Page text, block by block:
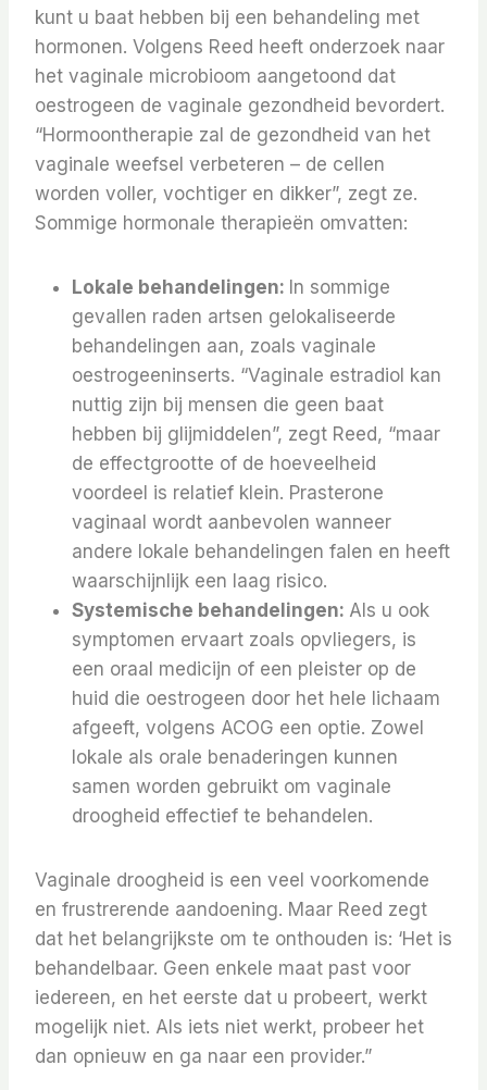
kunt u baat hebben bij een behandeling met
hormonen. Volgens Reed heeft onderzoek naar
het vaginale microbioom aangetoond dat
oestrogeen de vaginale gezondheid bevordert.
“Hormoontherapie zal de gezondheid van het
vaginale weefsel verbeteren – de cellen
worden voller, vochtiger en dikker”, zegt ze.
Sommige hormonale therapieën omvatten:
Lokale behandelingen: In sommige
gevallen raden artsen gelokaliseerde
behandelingen aan, zoals vaginale
oestrogeeninserts. “Vaginale estradiol kan
nuttig zijn bij mensen die geen baat
hebben bij glijmiddelen”, zegt Reed, “maar
de effectgrootte of de hoeveelheid
voordeel is relatief klein. Prasterone
vaginaal wordt aanbevolen wanneer
andere lokale behandelingen falen en heeft
waarschijnlijk een laag risico.
Systemische behandelingen: Als u ook
symptomen ervaart zoals opvliegers, is
een oraal medicijn of een pleister op de
huid die oestrogeen door het hele lichaam
afgeeft, volgens ACOG een optie. Zowel
lokale als orale benaderingen kunnen
samen worden gebruikt om vaginale
droogheid effectief te behandelen.
Vaginale droogheid is een veel voorkomende
en frustrerende aandoening. Maar Reed zegt
dat het belangrijkste om te onthouden is: ‘Het is
behandelbaar. Geen enkele maat past voor
iedereen, en het eerste dat u probeert, werkt
mogelijk niet. Als iets niet werkt, probeer het
dan opnieuw en ga naar een provider.”